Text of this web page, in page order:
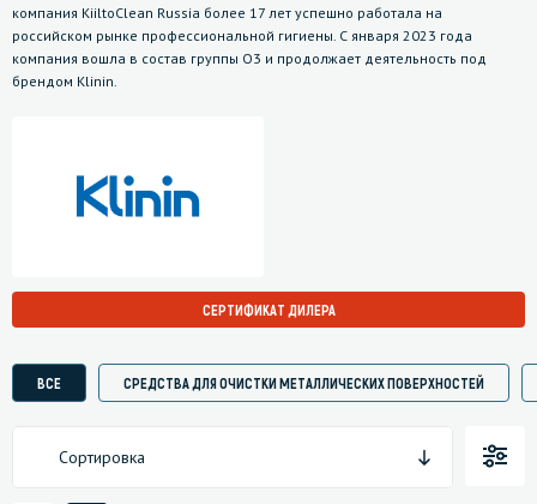
компания KiiltoClean Russia более 17 лет успешно работала на
российском рынке профессиональной гигиены. С января 2023 года
компания вошла в состав группы O3 и продолжает деятельность под
брендом Klinin.
СЕРТИФИКАТ ДИЛЕРА
ВСЕ СРЕДСТВА ДЛЯ ОЧИСТКИ МЕТАЛЛИЧЕСКИХ ПОВЕРХНОСТЕЙ
Сортировка